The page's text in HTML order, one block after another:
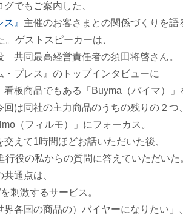
でもご案内した、
』 主催のお客さまとの関係づくりを語
ゲストスピーカーは、
同最高経営責任者の須田将啓さん。
・プレス』のトップインタビューに
看板商品でもある「Buyma（バイマ）」
は同社の主力商品のうちの残りの２つ、
（フィルモ）」にフォーカス。
えて1時間ほどお話いただいた後、
役の私からの質問に答えていただいた
通点は、
刺激するサービス。
各国の商品の）バイヤーになりたい」、